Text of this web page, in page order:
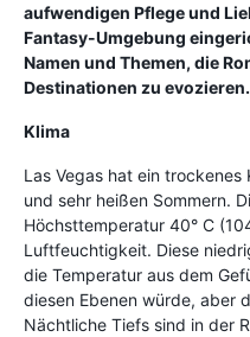
aufwendigen Pflege und
Fantasy-Umgebung
Namen und Themen, die
Destinationen zu evozieren.
Klima
Las Vegas hat ein
und sehr heißen Sommern.
Höchsttemperatur 40° C
Luftfeuchtigkeit. Diese
die Temperatur aus dem
diesen Ebenen würde, aber
Nächtliche Tiefs sind in der